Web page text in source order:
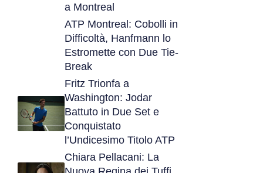
a Montreal
ATP Montreal: Cobolli in
Difficoltà, Hanfmann lo
Estromette con Due Tie-
Break
Fritz Trionfa a
Washington: Jodar
Battuto in Due Set e
Conquistato
l’Undicesimo Titolo ATP
Chiara Pellacani: La